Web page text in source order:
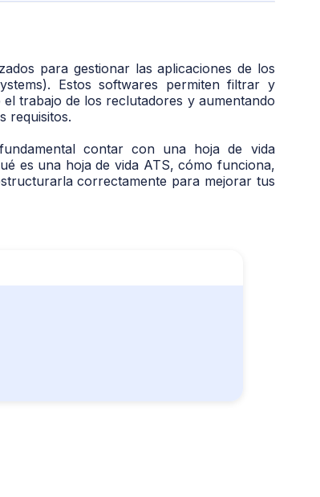
para gestionar las aplicaciones de los
Estos softwares permiten filtrar y
trabajo de los reclutadores y aumentando
requisitos.
contar con una hoja de vida
es una hoja de vida ATS, cómo funciona,
correctamente para mejorar tus